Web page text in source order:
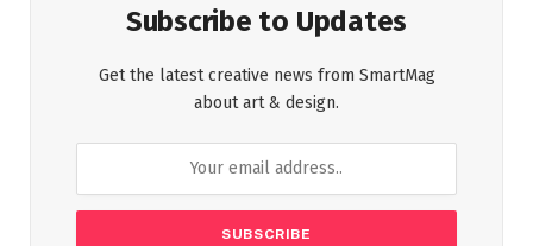
Subscribe to Updates
Get the latest creative news from SmartMag
about art & design.